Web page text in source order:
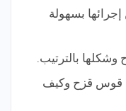
بسهولة
بالترتيب.
قوس قزح وكيف